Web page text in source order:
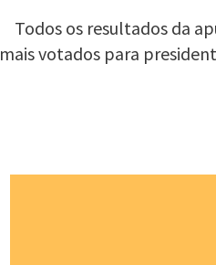
Todos os resultados da
mais votados para